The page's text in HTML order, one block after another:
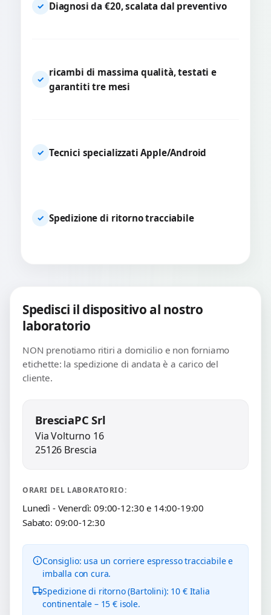
✓ Diagnosi da €20, scalata dal preventivo
✓
ricambi di massima qualità, testati e
garantiti tre mesi
✓ Tecnici specializzati Apple/Android
✓ Spedizione di ritorno tracciabile
Spedisci il dispositivo al nostro
laboratorio
NON prenotiamo ritiri a domicilio e non forniamo
etichette: la spedizione di andata è a carico del
cliente.
BresciaPC Srl
Via Volturno 16
25126 Brescia
ORARI DEL LABORATORIO:
Lunedì - Venerdì: 09:00-12:30 e 14:00-19:00
Sabato: 09:00-12:30
Consiglio: usa un corriere espresso tracciabile e
imballa con cura.
Spedizione di ritorno (Bartolini): 10 € Italia
continentale – 15 € isole.